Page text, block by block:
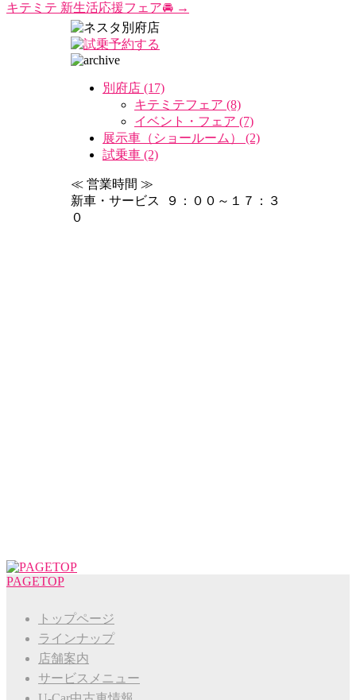
キテミテ 新生活応援フェア🚘 →
別府店 (17)
キテミテフェア (8)
イベント・フェア (7)
展示車（ショールーム） (2)
試乗車 (2)
≪ 営業時間 ≫
新車・サービス ９：００～１７：３
０
PAGETOP
トップページ
ラインナップ
店舗案内
サービスメニュー